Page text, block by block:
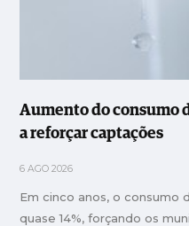
Aumento do consumo
a reforçar captações
6 AGO 2026
Em cinco anos, o consumo
quase 14%, forçando os